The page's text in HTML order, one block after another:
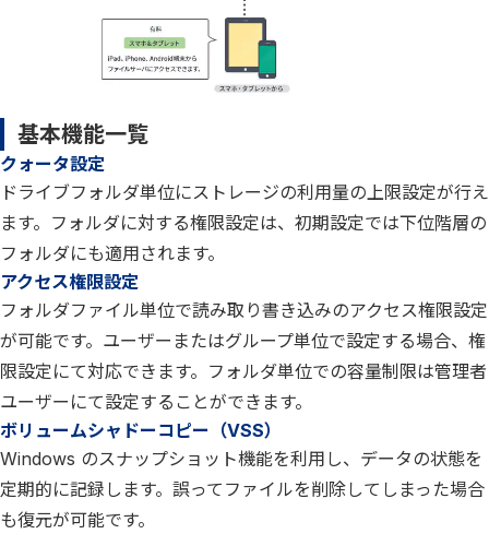
基本機能一覧
クォータ設定
ドライブフォルダ単位にストレージの利用量の上限設定が行え
ます。フォルダに対する権限設定は、初期設定では下位階層の
フォルダにも適用されます。
アクセス権限設定
フォルダファイル単位で読み取り書き込みのアクセス権限設定
が可能です。ユーザーまたはグループ単位で設定する場合、権
限設定にて対応できます。フォルダ単位での容量制限は管理者
ユーザーにて設定することができます。
ボリュームシャドーコピー（VSS）
Windows のスナップショット機能を利用し、データの状態を
定期的に記録します。誤ってファイルを削除してしまった場合
も復元が可能です。